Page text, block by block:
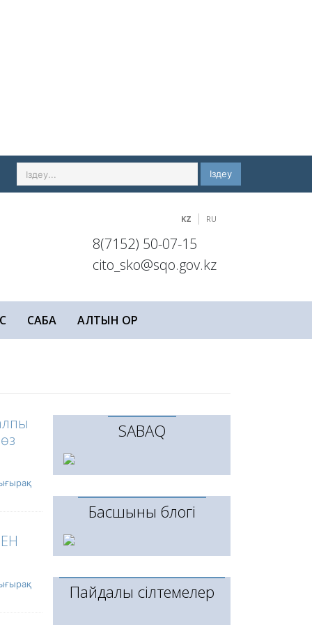
Іздеу
KZ RU
8(7152) 50-07-15
cito_sko@sqo.gov.kz
САБАҚ АЛТЫН ҚОР
SABAQ
Басшының блогі
Пайдалы сілтемелер